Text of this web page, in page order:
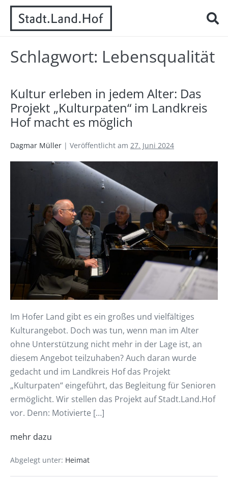
Schlagwort: Lebensqualität
Kultur erleben in jedem Alter: Das
Projekt „Kulturpaten“ im Landkreis
Hof macht es möglich
Dagmar Müller | Veröffentlicht am 27. Juni 2024
Im Hofer Land gibt es ein großes und vielfältiges
Kulturangebot. Doch was tun, wenn man im Alter
ohne Unterstützung nicht mehr in der Lage ist, an
diesem Angebot teilzuhaben? Auch daran wurde
gedacht und im Landkreis Hof das Projekt
„Kulturpaten“ eingeführt, das Begleitung für Senioren
ermöglicht. Wir stellen das Projekt auf Stadt.Land.Hof
vor. Denn: Motivierte […]
mehr dazu
Abgelegt unter: Heimat